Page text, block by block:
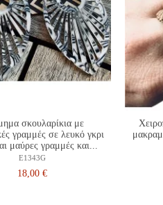
σκουλαρίκια με
γραμμές σε λευκό γκρι
μαύρες γραμμές και...
E1343G
18,00 €